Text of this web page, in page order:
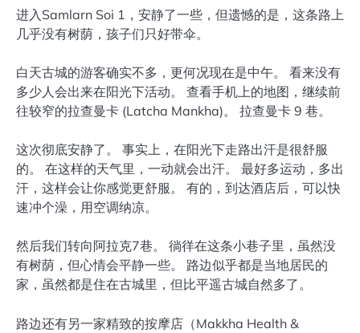
进入Samlarn Soi 1，安静了一些，但遗憾的是，这条路上
几乎没有树荫，孩子们只好带伞。
白天古城的游客确实不多，更何况现在是中午。 看来没有
多少人会出来在阳光下活动。 查看手机上的地图，继续前
往较窄的拉查曼卡 (Latcha Mankha)。 拉查曼卡 9 巷。
这次彻底安静了。 事实上，在阳光下走路出汗是很舒服
的。 在这样的天气里，一动就会出汗。 最好多运动，多出
汗，这样会让你感觉更舒服。 有的，到达酒店后，可以快
速冲个澡，用空调纳凉。
然后我们转向阿拉克7巷。 徜徉在这条小巷子里，虽然没
有树荫，但心情会平静一些。 路边似乎都是当地居民的
家，虽然都是住在古城里，但比平遥古城自然多了。
路边还有另一家精致的按摩店（Makkha Health &